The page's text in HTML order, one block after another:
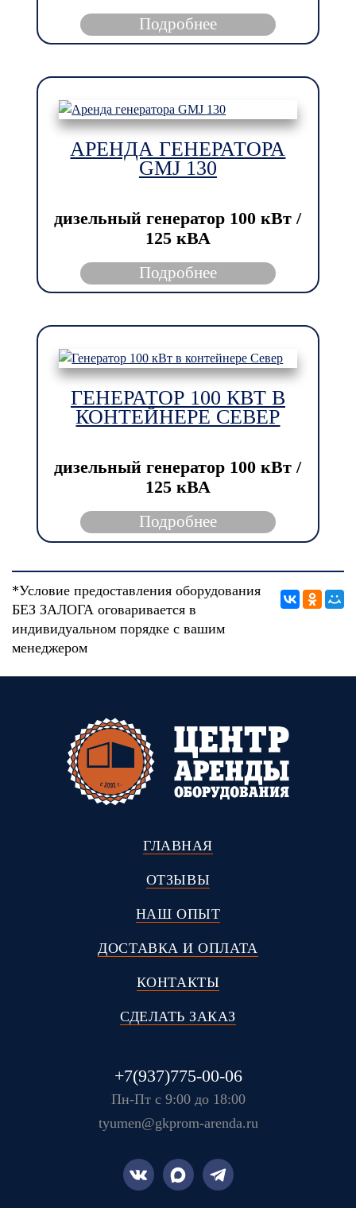
Подробнее
АРЕНДА ГЕНЕРАТОРА
GMJ 130
дизельный генератор 100 кВт /
125 кВА
Подробнее
ГЕНЕРАТОР 100 КВТ В
КОНТЕЙНЕРЕ СЕВЕР
дизельный генератор 100 кВт /
125 кВА
Подробнее
*Условие предоставления оборудования
БЕЗ ЗАЛОГА оговаривается в
индивидуальном порядке с вашим
менеджером
ГЛАВНАЯ
ОТЗЫВЫ
НАШ ОПЫТ
ДОСТАВКА И ОПЛАТА
КОНТАКТЫ
СДЕЛАТЬ ЗАКАЗ
+7(937)775-00-06
Пн-Пт с 9:00 до 18:00
tyumen@gkprom-arenda.ru